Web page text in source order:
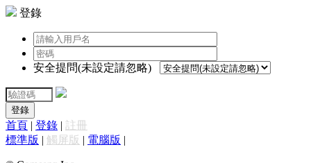
登錄
安全提問(未設定請忽略)
登錄
首頁 | 登錄 | 註冊
標準版 | 觸屏版 | 電腦版 |